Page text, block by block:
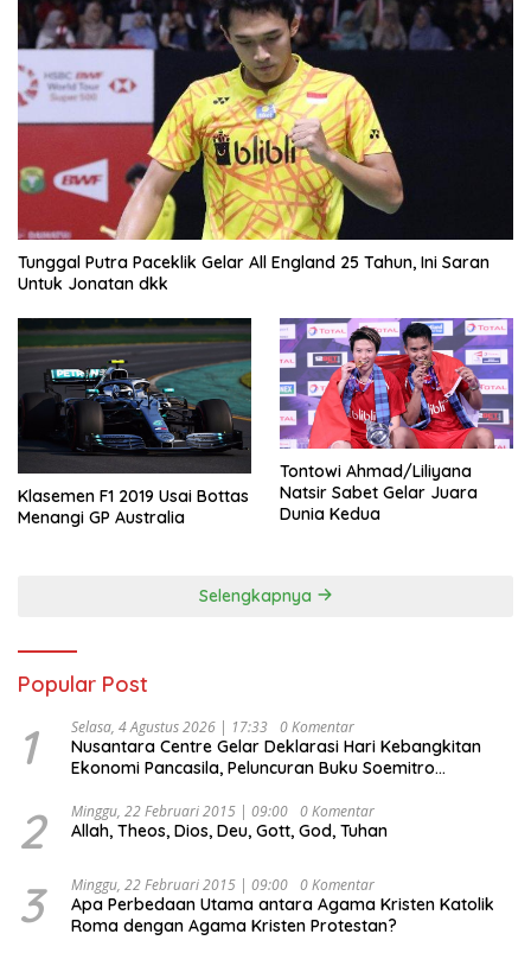
Tunggal Putra Paceklik Gelar All England 25 Tahun, Ini Saran
Untuk Jonatan dkk
Klasemen F1 2019 Usai Bottas
Menangi GP Australia
Tontowi Ahmad/Liliyana
Natsir Sabet Gelar Juara
Dunia Kedua
Selengkapnya
Popular Post
1 Selasa, 4 Agustus 2026 | 17:33 0 Komentar
Nusantara Centre Gelar Deklarasi Hari Kebangkitan
Ekonomi Pancasila, Peluncuran Buku Soemitro
Ekonomi Politik Indonesia) & Simposium Nasional
“Urgensi Undang-Undang Perekonomian Nasional dan
Indonesia Emas 2045”,
2 Minggu, 22 Februari 2015 | 09:00 0 Komentar
Allah, Theos, Dios, Deu, Gott, God, Tuhan
3 Minggu, 22 Februari 2015 | 09:00 0 Komentar
Apa Perbedaan Utama antara Agama Kristen Katolik
Roma dengan Agama Kristen Protestan?